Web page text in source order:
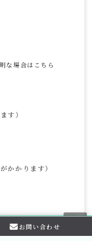
な場合はこちら
す）
かかります）
こちらお問い合わせ